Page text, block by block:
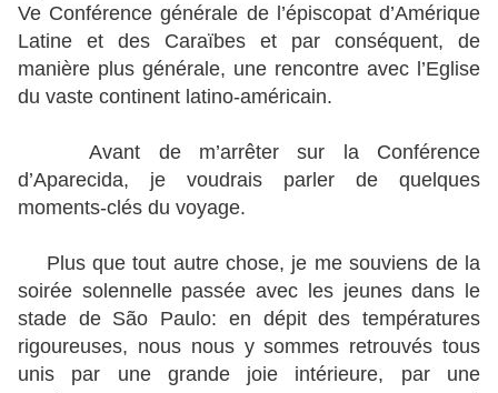
Ve Conférence générale de l’épiscopat d’Amérique
Latine et des Caraïbes et par conséquent, de
manière plus générale, une rencontre avec l’Eglise
du vaste continent latino-américain.
Avant de m’arrêter sur la Conférence
d’Aparecida, je voudrais parler de quelques
moments-clés du voyage.
Plus que tout autre chose, je me souviens de la
soirée solennelle passée avec les jeunes dans le
stade de São Paulo: en dépit des températures
rigoureuses, nous nous y sommes retrouvés tous
unis par une grande joie intérieure, par une